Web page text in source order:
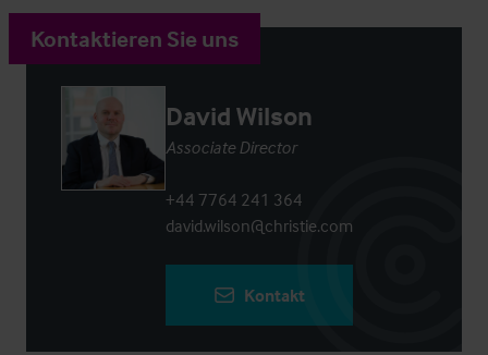
Kontaktieren Sie uns
David Wilson
Associate Director
+44 7764 241 364
david.wilson@christie.com
Kontakt